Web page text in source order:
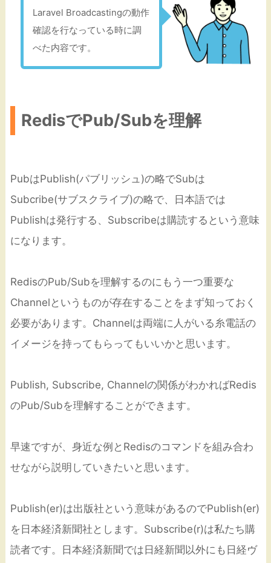
Laravel Broadcastingの動作
確認を行なっている時に調
べた内容です。
RedisでPub/Subを理解
PubはPublish(パブリッシュ)の略でSubは
Subcribe(サブスクライブ)の略で、日本語では
Publishは発行する、Subscribeは購読するという意味
になります。
RedisのPub/Subを理解するのにもう一つ重要な
Channelというものが存在することをまず知っておく
必要があります。Channelは両端に人がいる糸電話の
イメージを持ってもらってもいいかと思います。
Publish, Subscribe, Channelの関係がわかればRedis
のPub/Subを理解することができます。
早速ですが、身近な例とRedisのコマンドを組み合わ
せながら説明していきたいと思います。
Publish(er)は出版社という意味があるのでPublish(er)
を日本経済新聞社とします。Subscribe(r)は私たち購
読者です。日本経済新聞では日経新聞以外にも日経ヴ